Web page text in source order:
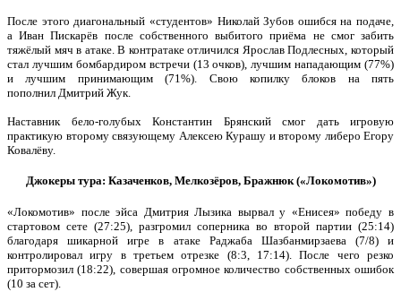
После этого диагональный «студентов» Николай Зубов ошибся на подаче,
а Иван Пискарёв после собственного выбитого приёма не смог забить
тяжёлый мяч в атаке. В контратаке отличился Ярослав Подлесных, который
стал лучшим бомбардиром встречи (13 очков), лучшим нападающим (77%)
и лучшим принимающим (71%). Свою копилку блоков на пять
пополнил Дмитрий Жук.
Наставник бело-голубых Константин Брянский смог дать игровую
практикую второму связующему Алексею Курашу и второму либеро Егору
Ковалёву.
Джокеры тура: Казаченков, Мелкозёров, Бражнюк («Локомотив»)
«Локомотив» после эйса Дмитрия Лызика вырвал у «Енисея» победу в
стартовом сете (27:25), разгромил соперника во второй партии (25:14)
благодаря шикарной игре в атаке Раджаба Шазбанмирзаева (7/8) и
контролировал игру в третьем отрезке (8:3, 17:14). После чего резко
притормозил (18:22), совершая огромное количество собственных ошибок
(10 за сет).